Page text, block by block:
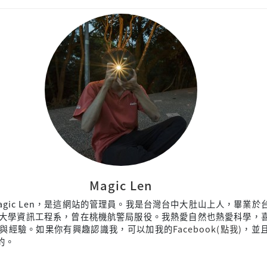
Magic Len
Len，是這網站的管理員。我是台灣台中大肚山上人，畢業於
學資訊工程系，曾在桃機航警局服役。我熱愛自然也熱愛科學，
經驗。如果你有興趣認識我，可以加我的Facebook(點我) ，並
。